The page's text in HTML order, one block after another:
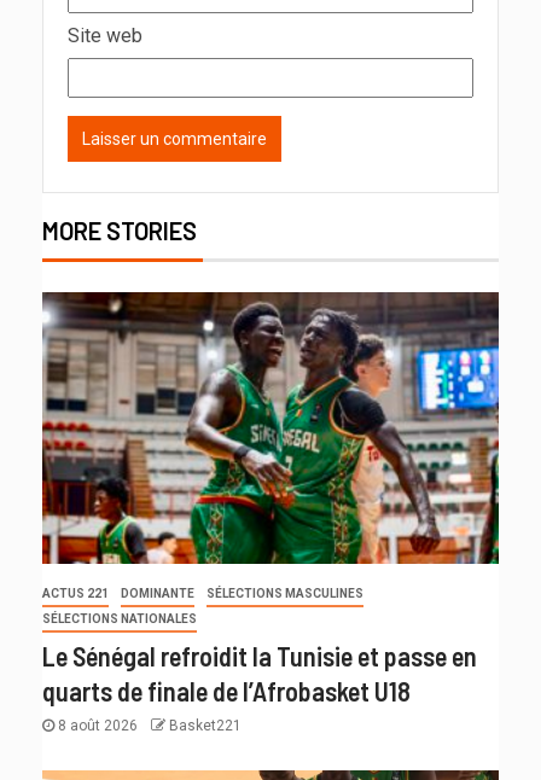
Site web
MORE STORIES
ACTUS 221 DOMINANTE
SÉLECTIONS MASCULINES
SÉLECTIONS NATIONALES
Le Sénégal refroidit la Tunisie et passe en
quarts de finale de l’Afrobasket U18
8 août 2026 Basket221